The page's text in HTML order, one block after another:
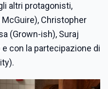
altri protagonisti,
Christopher
(Grown-ish), Suraj
con la partecipazione di